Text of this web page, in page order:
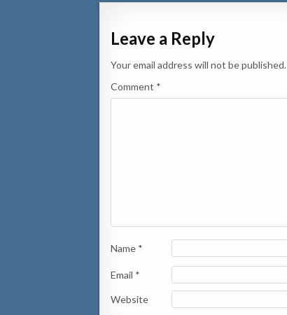
Leave a Reply
Your email address will not be published.
Comment *
Name *
Email *
Website